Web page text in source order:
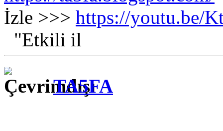
İzle >>> https://youtu.be/
"Etkili il
TA5FA